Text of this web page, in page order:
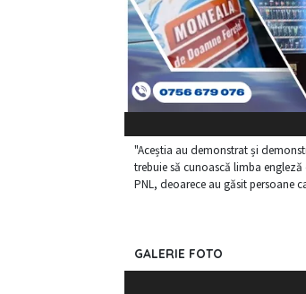
"Aceștia au demonstrat și
trebuie să cunoască limba
PNL, deoarece au găsit persoane
GALERIE FOTO